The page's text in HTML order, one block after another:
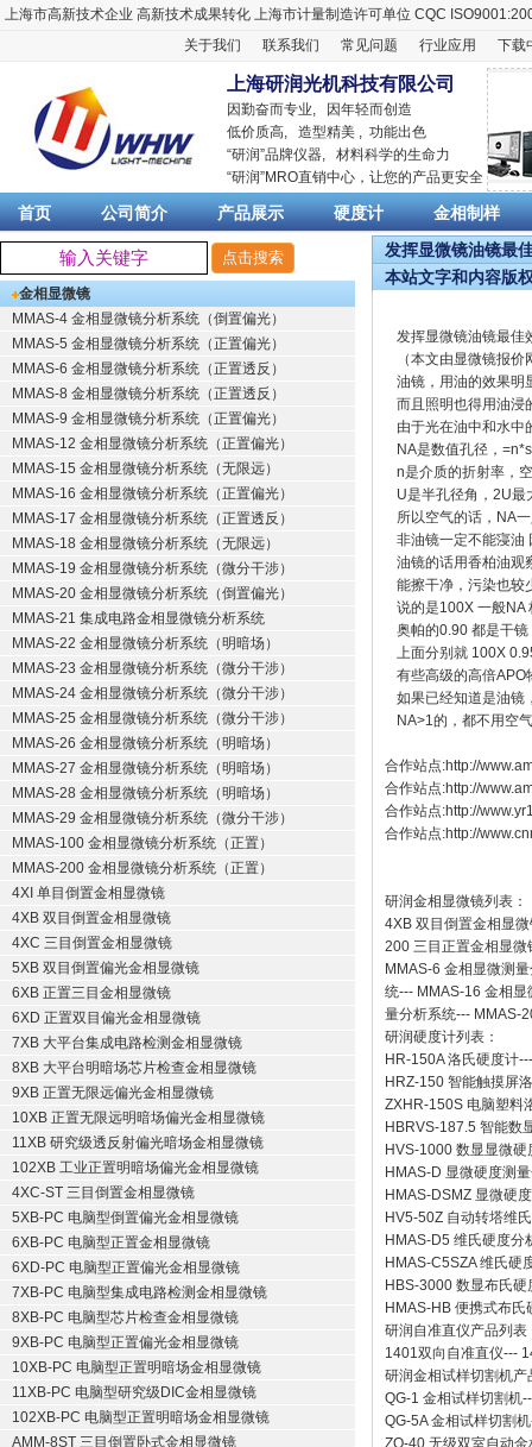
上海市高新技术企业 高新技术成果转化 上海市计量制造许可单位 CQC
关于我们
联系我们 常见问题 行业应用 下载
上海研润光机科技有限公司
因勤奋而专业, 因年轻而创造
低价质高, 造型精美 , 功能出色
“研润”品牌仪器, 材料科学的生命力
“研润”MRO直销中心，让您的产品更安全
首页 公司简介 产品展示 硬度计 金相制样
金相显微镜
MMAS-4 金相显微镜分析系统（倒置偏光）
MMAS-5 金相显微镜分析系统（正置偏光）
MMAS-6 金相显微镜分析系统（正置透反）
MMAS-8 金相显微镜分析系统（正置透反）
MMAS-9 金相显微镜分析系统（正置偏光）
MMAS-12 金相显微镜分析系统（正置偏光）
MMAS-15 金相显微镜分析系统（无限远）
MMAS-16 金相显微镜分析系统（正置偏光）
MMAS-17 金相显微镜分析系统（正置透反）
MMAS-18 金相显微镜分析系统（无限远）
MMAS-19 金相显微镜分析系统（微分干涉）
MMAS-20 金相显微镜分析系统（倒置偏光）
MMAS-21 集成电路金相显微镜分析系统
MMAS-22 金相显微镜分析系统（明暗场）
MMAS-23 金相显微镜分析系统（微分干涉）
MMAS-24 金相显微镜分析系统（微分干涉）
MMAS-25 金相显微镜分析系统（微分干涉）
MMAS-26 金相显微镜分析系统（明暗场）
MMAS-27 金相显微镜分析系统（明暗场）
MMAS-28 金相显微镜分析系统（明暗场）
MMAS-29 金相显微镜分析系统（微分干涉）
MMAS-100 金相显微镜分析系统（正置）
MMAS-200 金相显微镜分析系统（正置）
4XI 单目倒置金相显微镜
4XB 双目倒置金相显微镜
4XC 三目倒置金相显微镜
5XB 双目倒置偏光金相显微镜
6XB 正置三目金相显微镜
6XD 正置双目偏光金相显微镜
7XB 大平台集成电路检测金相显微镜
8XB 大平台明暗场芯片检查金相显微镜
9XB 正置无限远偏光金相显微镜
10XB 正置无限远明暗场偏光金相显微镜
11XB 研究级透反射偏光暗场金相显微镜
102XB 工业正置明暗场偏光金相显微镜
4XC-ST 三目倒置金相显微镜
5XB-PC 电脑型倒置偏光金相显微镜
6XB-PC 电脑型正置金相显微镜
6XD-PC 电脑型正置偏光金相显微镜
7XB-PC 电脑型集成电路检测金相显微镜
8XB-PC 电脑型芯片检查金相显微镜
9XB-PC 电脑型正置偏光金相显微镜
10XB-PC 电脑型正置明暗场金相显微镜
11XB-PC 电脑型研究级DIC金相显微镜
102XB-PC 电脑型正置明暗场金相显微镜
AMM-8ST 三目倒置卧式金相显微镜
发挥显微镜油镜最
本站文字和内容版
发挥显微镜油镜最佳
（本文由显微镜报
油镜，用油的效果明
而且照明也得用油浸
由于光在油中和水中
NA是数值孔径，
n是介质的折射率，
U是半孔径角，2U最
所以空气的话，NA
非油镜一定不能寖油
油镜的话用香柏油观
能擦干净，污染也较
说的是100X 一般NA
奥帕的0.90 都是干镜
上面分别就 100X
有些高级的高倍
如果已经知道是油镜
NA>1的，都不用空
合作站点:http://
合作站点:http://
合作站点:http://
合作站点:http://
研润金相显微镜列表：
4XB 双目倒置金相显
200 三目正置金相显微
MMAS-6 金相显微测
统--- MMAS-16 金相显
量分析系统--- MMAS-
研润硬度计列表：
HR-150A 洛氏硬度计
HRZ-150 智能触摸屏
ZXHR-150S 电脑塑料
HBRVS-187.5 智能数
HVS-1000 数显显微硬
HMAS-D 显微硬度测
HMAS-DSMZ 显微硬
HV5-50Z 自动转塔维
HMAS-D5 维氏硬度分
HMAS-C5SZA 维氏硬
HBS-3000 数显布氏硬
HMAS-HB 便携式布氏
研润自准直仪产品列表
1401双向自准直仪---
研润金相试样切割机产
QG-1 金相试样切割机
QG-5A 金相试样切割机
ZQ-40 无级双室自动金